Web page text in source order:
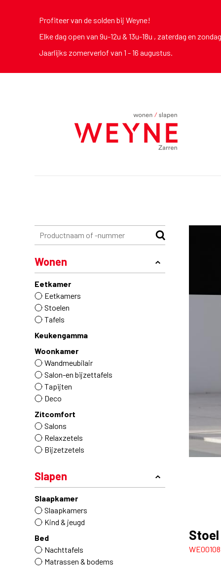
Profiteer van de solden bij Weyne!
Elke dag open van 9u-12u & 13u-18u , zaterdag en
Jaarlijks zomerverlof van 1 - 16 augustus.
Wonen
Eetkamer
Eetkamers
Stoelen
Tafels
Keukengamma
Woonkamer
Wandmeubilair
Salon-en bijzettafels
Tapijten
Deco
Zitcomfort
Salons
Relaxzetels
Bijzetzetels
Slapen
Slaapkamer
Slaapkamers
Kind & jeugd
Bed
Nachttafels
Matrassen & bodems
WE00108